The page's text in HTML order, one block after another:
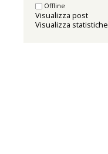
Offline
Visualizza post
Visualizza statistiche